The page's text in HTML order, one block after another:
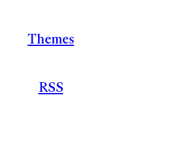
Themes
RSS